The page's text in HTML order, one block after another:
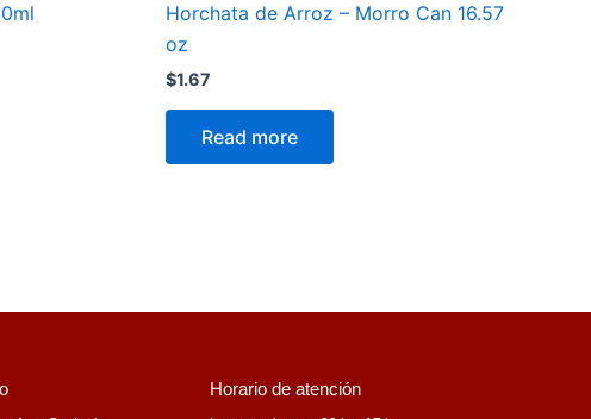
Horchata de Arroz – Morro Can 16.57
oz
$1.67
Read more
Horario de atención